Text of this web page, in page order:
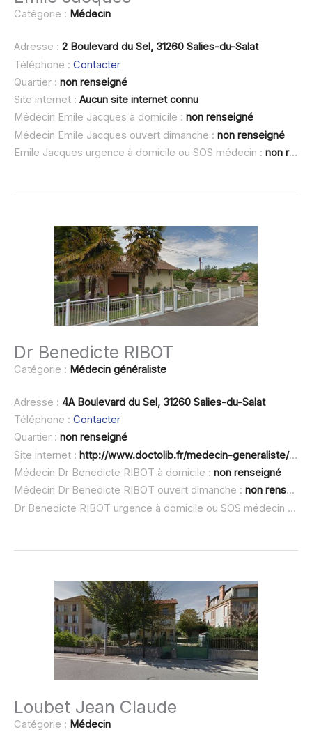
Catégorie : Médecin
Adresse : 2 Boulevard du Sel, 31260 Salies-du-Salat
Téléphone : Contacter
Quartier : non renseigné
Site internet : Aucun site internet connu
Médecin Emile Jacques à domicile : non renseigné
Médecin Emile Jacques ouvert dimanche : non renseigné
Emile Jacques urgence à domicile ou SOS médecin : non renseigné
Dr Benedicte RIBOT
Catégorie : Médecin généraliste
Adresse : 4A Boulevard du Sel, 31260 Salies-du-Salat
Téléphone : Contacter
Quartier : non renseigné
Site internet : http://www.doctolib.fr/medecin-generaliste/salies-du-salat/benedicte-ribot
Médecin Dr Benedicte RIBOT à domicile : non renseigné
Médecin Dr Benedicte RIBOT ouvert dimanche : non renseigné
Dr Benedicte RIBOT urgence à domicile ou SOS médecin :
Loubet Jean Claude
Catégorie : Médecin